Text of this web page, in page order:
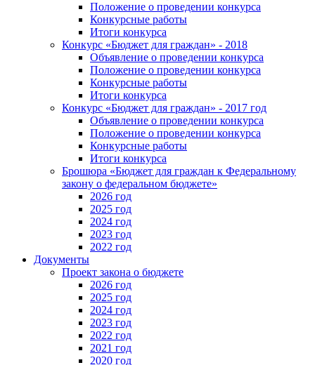
Положение о проведении конкурса
Конкурсные работы
Итоги конкурса
Конкурс «Бюджет для граждан» - 2018
Объявление о проведении конкурса
Положение о проведении конкурса
Конкурсные работы
Итоги конкурса
Конкурс «Бюджет для граждан» - 2017 год
Объявление о проведении конкурса
Положение о проведении конкурса
Конкурсные работы
Итоги конкурса
Брошюра «Бюджет для граждан к Федеральному
закону о федеральном бюджете»
2026 год
2025 год
2024 год
2023 год
2022 год
Документы
Проект закона о бюджете
2026 год
2025 год
2024 год
2023 год
2022 год
2021 год
2020 год